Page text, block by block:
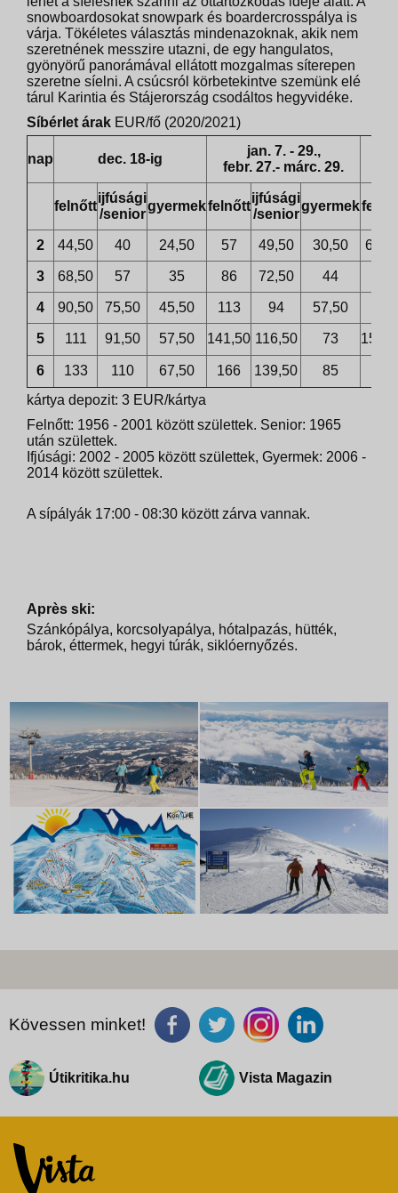
snowboardosokat snowpark és boardercrosspálya is
várja. Tökéletes választás mindenazoknak, akik nem
szeretnének messzire utazni, de egy hangulatos,
gyönyörű panorámával ellátott mozgalmas síterepen
szeretne síelni. A csúcsról körbetekintve szemünk elé
tárul Karintia és Stájerország csodáltos hegyvidéke.
Síbérlet árak EUR/fő (2020/2021)
nap dec. 18-ig
jan. 7. - 29.,
febr. 27.- márc. 29.
felnőtt
ijfúsági
/senior
gyermekfelnőtt
ijfúsági
/senior
gyermek
2 44,50 40 24,50 57 49,50 30,50
3 68,50 57 35 86 72,50 44
4 90,50 75,50 45,50 113 94 57,50
5 111 91,50 57,50 141,50 116,50 73
6 133 110 67,50 166 139,50 85
kártya depozit: 3 EUR/kártya
Felnőtt: 1956 - 2001 között születtek. Senior: 1965
után születtek.
Ifjúsági: 2002 - 2005 között születtek, Gyermek: 2006 -
2014 között születtek.
A sípályák 17:00 - 08:30 között zárva vannak.
Après ski:
Szánkópálya, korcsolyapálya, hótalpazás, hütték,
bárok, éttermek, hegyi túrák, siklóernyőzés.
Kövessen minket!
Útikritika.hu Vista Magazin